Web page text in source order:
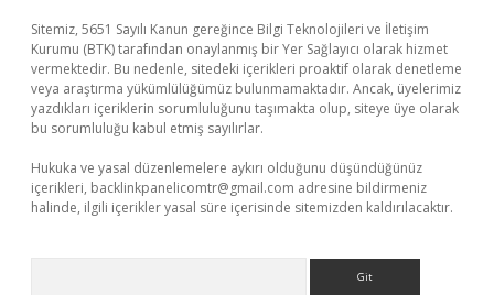
Sitemiz, 5651 Sayılı Kanun gereğince Bilgi Teknolojileri ve İletişim
Kurumu (BTK) tarafından onaylanmış bir Yer Sağlayıcı olarak hizmet
vermektedir. Bu nedenle, sitedeki içerikleri proaktif olarak denetleme
veya araştırma yükümlülüğümüz bulunmamaktadır. Ancak, üyelerimiz
yazdıkları içeriklerin sorumluluğunu taşımakta olup, siteye üye olarak
bu sorumluluğu kabul etmiş sayılırlar.
Hukuka ve yasal düzenlemelere aykırı olduğunu düşündüğünüz
içerikleri, backlinkpanelicomtr@gmail.com adresine bildirmeniz
halinde, ilgili içerikler yasal süre içerisinde sitemizden kaldırılacaktır.